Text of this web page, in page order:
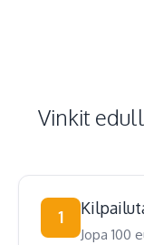
Vinkit
1
Jopa 100